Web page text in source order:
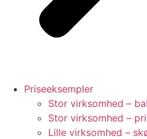
Priseeksempler
Stor virksomhed –
Stor virksomhed –
Lille virksomhed –